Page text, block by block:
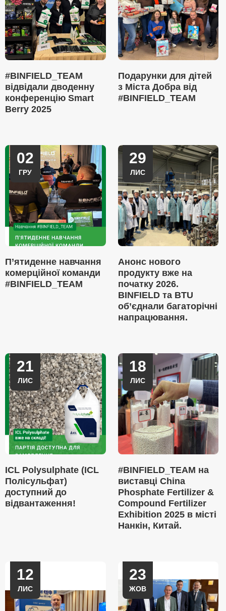
#BINFIELD_TEAM
відвідали дводенну
конференцію Smart
Berry 2025
Подарунки для дітей
з Міста Добра від
#BINFIELD_TEAM
02
ГРУ
П’ятиденне навчання
комерційної команди
#BINFIELD_TEAM
29
ЛИС
Анонс нового
продукту вже на
початку 2026.
BINFIELD та BTU
об’єднали багаторічні
напрацювання.
21
ЛИС
ICL Polysulphate (ICL
Полісульфат)
доступний до
відвантаження!
18
ЛИС
#BINFIELD_TEAM на
виставці China
Phosphate Fertilizer &
Compound Fertilizer
Exhibition 2025 в місті
Нанкін, Китай.
12
ЛИС
23
ЖОВ